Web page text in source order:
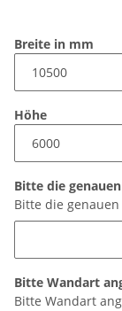
Breite in mm
Höhe
Bitte die
Bitte die
Bitte Wandart
Bitte Wandart